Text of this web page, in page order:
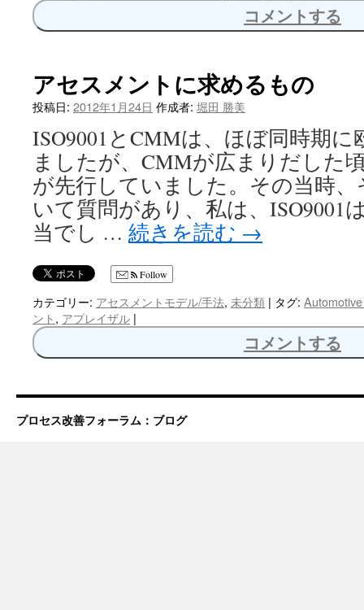
コメントする
アセスメントに求めるもの
投稿日: 2012年1月24日 作成者: 堀田 勝美
ISO9001とCMMは、ほぼ同時期
ましたが、CMMが広まりだした
が先行していました。その当時
いて質問があり、私は、ISO9001
当でし … 続きを読む →
Follow
カテゴリー: アセスメントモデル/手法, 未分類 | タグ:
ント, アプレイザル |
コメントする
プロセス改善フォーラム：ブログ